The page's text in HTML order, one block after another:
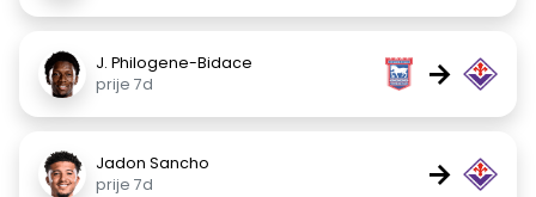
J. Philogene-Bidace
prije 7d
→
Jadon Sancho
prije 7d
→